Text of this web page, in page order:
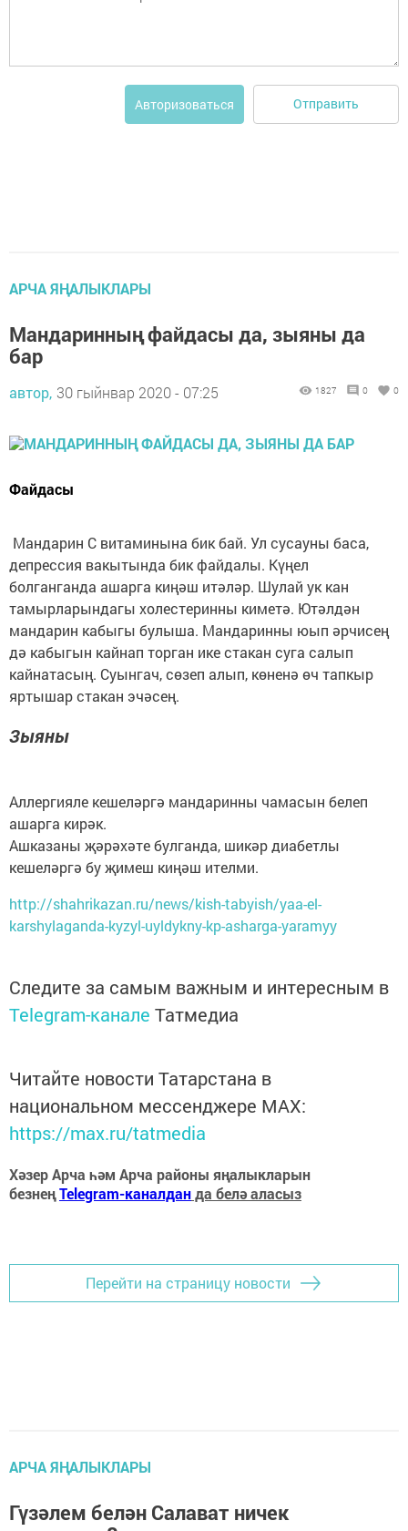
Авторизоваться Отправить
АРЧА ЯҢАЛЫКЛАРЫ
Мандаринның файдасы да, зыяны да
бар
автор, 30 гыйнвар 2020 - 07:25 1827 0 0
Файдасы
Мандарин С витаминына бик бай. Ул сусауны баса,
депрессия вакытында бик файдалы. Күңел
болганганда ашарга киңәш итәләр. Шулай ук кан
тамырларындагы холестеринны киметә. Ютәлдән
мандарин кабыгы булыша. Мандаринны юып әрчисең
дә кабыгын кайнап торган ике стакан суга салып
кайнатасың. Суынгач, сөзеп алып, көненә өч тапкыр
яртышар стакан эчәсең.
Зыяны
Аллергияле кешеләргә мандаринны чамасын белеп
ашарга кирәк.
Ашказаны җәрәхәте булганда, шикәр диабетлы
кешеләргә бу җимеш киңәш ителми.
http://shahrikazan.ru/news/kish-tabyish/yaa-el-
karshylaganda-kyzyl-uyldykny-kp-asharga-yaramyy
Следите за самым важным и интересным в
Telegram-канале Татмедиа
Читайте новости Татарстана в
национальном мессенджере MАХ:
https://max.ru/tatmedia
Хәзер Арча һәм Арча районы яңалыкларын
безнеңTelegram-каналданда белә аласыз
Перейти на страницу новости
АРЧА ЯҢАЛЫКЛАРЫ
Гүзәлем белән Салават ничек